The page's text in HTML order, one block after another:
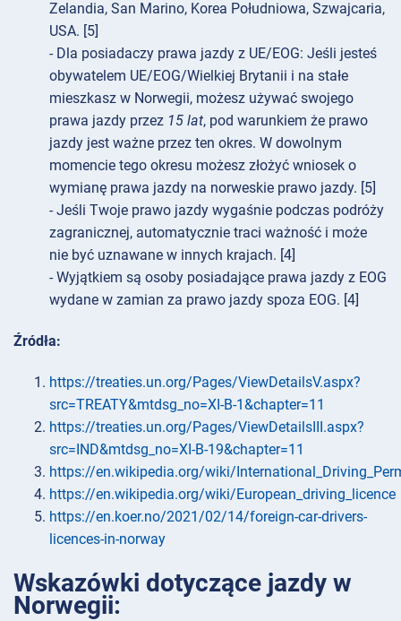
Zelandia, San Marino, Korea Południowa, Szwajcaria,
USA. [5]
- Dla posiadaczy prawa jazdy z UE/EOG: Jeśli jesteś
obywatelem UE/EOG/Wielkiej Brytanii i na stałe
mieszkasz w Norwegii, możesz używać swojego
prawa jazdy przez 15 lat, pod warunkiem że prawo
jazdy jest ważne przez ten okres. W dowolnym
momencie tego okresu możesz złożyć wniosek o
wymianę prawa jazdy na norweskie prawo jazdy. [5]
- Jeśli Twoje prawo jazdy wygaśnie podczas podróży
zagranicznej, automatycznie traci ważność i może
nie być uznawane w innych krajach. [4]
- Wyjątkiem są osoby posiadające prawa jazdy z EOG
wydane w zamian za prawo jazdy spoza EOG. [4]
Źródła:
https://treaties.un.org/Pages/ViewDetailsV.aspx?
src=TREATY&mtdsg_no=XI-B-1&chapter=11
https://treaties.un.org/Pages/ViewDetailsIII.aspx?
src=IND&mtdsg_no=XI-B-19&chapter=11
https://en.wikipedia.org/wiki/
https://en.wikipedia.org/wiki/European_driving_licence
https://en.koer.no/2021/02/14/foreign-car-drivers-
licences-in-norway
Wskazówki dotyczące jazdy w
Norwegii: